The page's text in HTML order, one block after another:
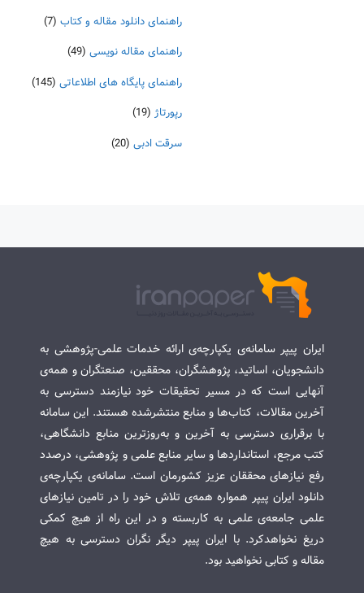
راهنمای دانلود مقاله و کتاب (7)
راهنمای مقاله نویسی (49)
راهنمای پایگاه های اطلاعاتی (145)
رپورتاژ (19)
سرقت ادبی (20)
ایران پیپر سامانه‌ی یکپارچه‌ی ارائه خدمات علمی-پژوهشی به
دانشجویان، اساتید، پژوهشگران، محققین، صنعتگران و همه‌ی
آنهایی است که در مسیر تحقیقات خود نیازمند دسترسی به
آخرین مقالات، کتاب‌ها و منابع منتشرشده هستند. این سامانه
با برقراری دسترسی به آخرین و به‌روزترین منابع دانشگاهی،
کتب مرجع، استانداردها و سایر منابع علمی و پژوهشی، درصدد
رفع نیازهای محققان عزیز کشورمان است. سامانه‌ی یکپارچه‌ی
دانلود ایران پیپر همواره همه‌ی تلاش خود را در تامین نیازهای
علمی جامعه‌ی علمی به کاربسته و در این راه از هیچ کمکی
دریغ نخواهدکرد. با ایران پیپر دیگر نگران دسترسی به هیچ
مقاله و کتابی نخواهید بود.